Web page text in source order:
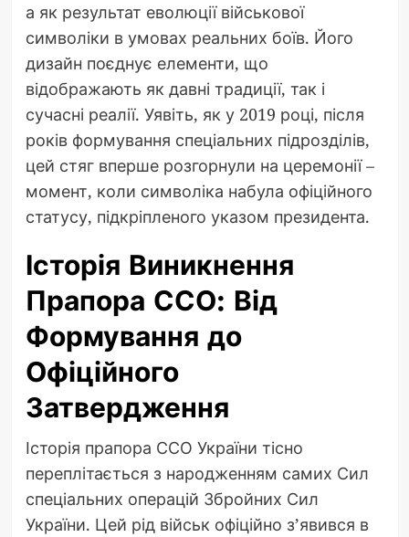
а як результат еволюції військової
символіки в умовах реальних боїв. Його
дизайн поєднує елементи, що
відображають як давні традиції, так і
сучасні реалії. Уявіть, як у 2019 році, після
років формування спеціальних підрозділів,
цей стяг вперше розгорнули на церемонії –
момент, коли символіка набула офіційного
статусу, підкріпленого указом президента.
Історія Виникнення
Прапора ССО: Від
Формування до
Офіційного
Затвердження
Історія прапора ССО України тісно
переплітається з народженням самих Сил
спеціальних операцій Збройних Сил
України. Цей рід військ офіційно з’явився в